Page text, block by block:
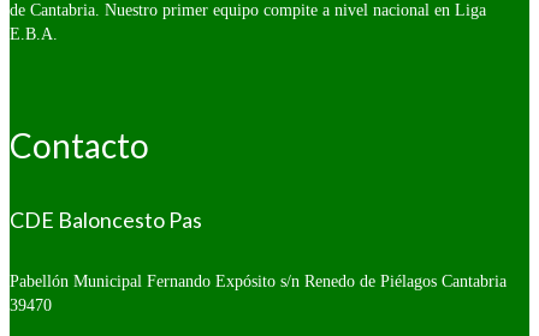
de Cantabria. Nuestro primer equipo compite a nivel nacional en Liga
E.B.A.
Contacto
CDE Baloncesto Pas
Pabellón Municipal Fernando Expósito s/n Renedo de Piélagos Cantabria
39470